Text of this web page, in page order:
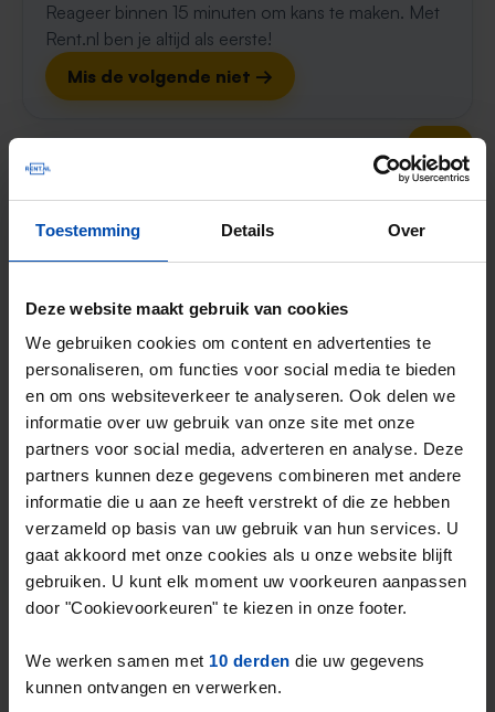
Toestemming Details Over
Deze website maakt gebruik van cookies
We gebruiken cookies om content en advertenties te
personaliseren, om functies voor social media te bieden
en om ons websiteverkeer te analyseren. Ook delen we
informatie over uw gebruik van onze site met onze
partners voor social media, adverteren en analyse. Deze
partners kunnen deze gegevens combineren met andere
informatie die u aan ze heeft verstrekt of die ze hebben
verzameld op basis van uw gebruik van hun services. U
gaat akkoord met onze cookies als u onze website blijft
gebruiken. U kunt elk moment uw voorkeuren aanpassen
door "Cookievoorkeuren" te kiezen in onze footer.
We werken samen met 10 derden die uw gegevens
kunnen ontvangen en verwerken.
Reageer binnen 15 minuten om kans te maken. Met
Rent.nl ben je altijd als eerste!
Mis de volgende niet →
Tip!
Mis nooit meer een
eengezinswoning in
Eindhoven
elke nieuwe match direct via WhatsApp en
e-mail, vaak binnen een minuut na publicatie.
Zoekers met dit profiel ontvangen ~92
matches per week
Start je zoekprofiel →
4,5uit 1029 reviews
Waarom kiezen voor Rent.nl?
15+ jaar ervaring met huur & verhuur